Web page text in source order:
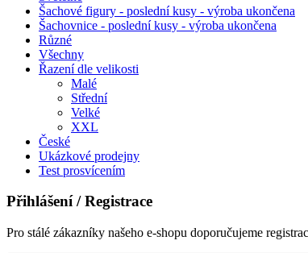
Šachové figury - poslední kusy - výroba ukončena
Šachovnice - poslední kusy - výroba ukončena
Různé
Všechny
Řazení dle velikosti
Malé
Střední
Velké
XXL
České
Ukázkové prodejny
Test prosvícením
Přihlášení/ Registrace
Pro stálé zákazníky našeho e-shopu doporučujeme